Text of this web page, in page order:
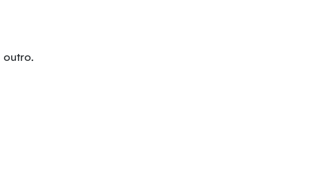
outro.